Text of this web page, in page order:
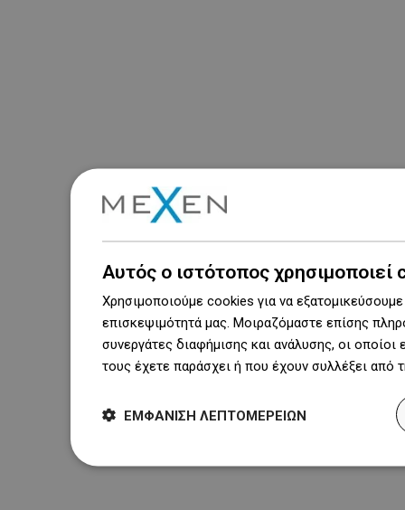
Αυτός ο ιστότοπος χρησιμοποιεί
Χρησιμοποιούμε cookies για να
επισκεψιμότητά μας. Μοιραζόμαστε επίσης
συνεργάτες διαφήμισης και ανάλυσης, οι
τους έχετε παράσχει ή που έχουν συλλέξει
ΕΜΦΆΝΙΣΗ ΛΕΠΤΟΜΕΡΕΙΏΝ